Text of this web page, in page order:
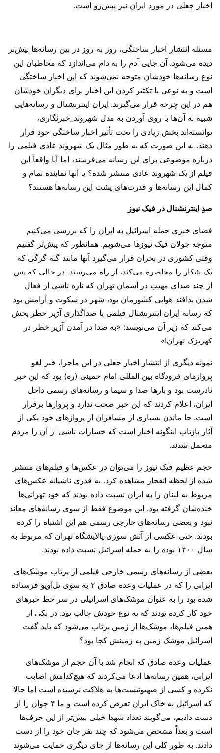
اخبار جعلی در مورد ایران نیز پیش‌رو است.
مسئله انتشار اخبار ساختگی، روز به روز در بین رسانه‌ها بیش‌تر
دیده می‌شود. آن جایی آدم را به دام می‌اندازد که مخاطبان این
نوع رسانه‌ها خودشان متوجه نمی‌شوند که این اخبار ساختگی
است و به نوعی با تکثیر کردن این اخبار برای دیگران خودشان
هم در این چرخه قرار می‌گیرند. ایران اینترنشنال و رسانه‌هایی
شبیه به آن‌ها با روی آوردن به مدل شهروند_خبرنگاری،
توانسته‌اند بخش زیادی را تحت تأثیر اخبار ساختگی خود قرار
دهند. به این صورت که به طور مثال یک شهروند عادی فیلمی را
درباره موضوعی برای این رسانه می‌فرستد، اما آیا واقعاً این
فیلم از یک شهروند عادی منتشر شده؟ یا آنها نماینده تمام و
کمال این رسانه‌ها و قدرت‌های پشت این رسانه‌ها هستند؟
صدِ اینترنشنال در فیک نیوز
فضای خبری حمله اسرائیل به ایران را که بررسی می‌کنیم
متوجه جولان فیک نیوزها می‌شویم. همانطور که پیش‌تر گفتیم
وقتی کشوری در بحران قرار می‌گیرد آنها مانند گله گرگی که
یک شکار را محاصره می‌کند، از راه می‌رسند. در حالی که پس
از چند صدای مهیب در آسمان تهران که تازه ناشی از فعال
شدن پدافند هوایی کشورمان بود، شهر در سکوت و آرامش بود
که رسانه ایران اینترنشنال فیلمی با صداگذاری آژیر خطر پخش
می‌کند که زیر آن می‌نویسد: «به صدا در آمدن آژیر خطر در
کهریزک تهران!»
نمونه دیگری از انتشار اخبار جعلی در این ماجرا، خبر لغو
پروازهای فرودگاه بین المللی امام خمینی (ره) بود که این خبر
نادرست بود و بارها صدا و سیما و رسانه‌های رسمی داخل
ایران، اعلام کردند که این خبر صحت ندارد و پروازها برقرار
است. جا ماندن بسیاری از مسافران از پروازهای خود یکی از
آثار بازتاب اینگونه اخبار است که خسارات ناشی از آن را مردم
متحمل شدند.
حجم عظیم فیک نیوز را می‌توان در عکس‌ها و فیلم‌های منتشر
شده از لحظه انفجار مشاهده کرد. به قدری ناشیانه عکس‌های
مربوط به لبنان را به ایران نسبت داده بودند که خود تهرانی‌ها
خنده‌شان گرفته بود. این موضوع فقط از سوی رسانه‌های معاند
نبود و بعضی رسانه‌های خارجی رسمی هم این اشتباه را کرده
بودند. حتی عکسی از آتش سوزی پالایشگاه تهران که مربوط به
سال ۱۴۰۰ بوده را به حمله اسرائیل نسبت داده بودند.
بعضی از رسانه‌های رسمی خارجی فیلمی از پرتاب موشک‌های
ایرانی را که در عملیات وعده صادق ۲ به سوی تل‌آویو فرستاده
شده بود را به عنوان موشک‌های اسرائیلی در سر خط خبرهای
خود کار کرده بودند که به نوع خودش جالب بود. در یکی از
همین فیلم‌ها، موشک‌ها از زمین پرتاب می‌شود که باید گفت
اسرائیل موشک زمین به زمینش کجا بود؟
عملیات وعده صادق که انجام شد با آن حجم از موشک‌های
ایرانی، همین رسانه‌ها ادعا می‌کردند که هیچ‌کدامش اصابت
نکرده و کسی از صهیونیست‌ها به هلاکت نرسیده است اما حالا
که اسرائیل به خاک ایران تعرض کرده است و ما ۴ جوان را از
دست دادیم، می‌گویند تعداد شهدا خیلی بیش‌تر از این حرف‌ها
است و بعداً مشخص می‌شود که چند نفر جان خود را از دست
دادند. به طور کلی این رسانه‌ها از جای دیگری حمایت می‌شوند